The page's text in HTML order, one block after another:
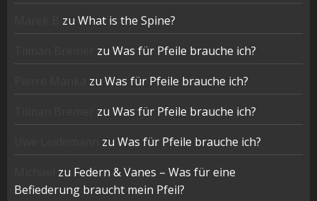
zu What is the Spine?
zu Was für Pfeile brauche ich?
zu Was für Pfeile brauche ich?
zu Was für Pfeile brauche ich?
zu Was für Pfeile brauche ich?
zu Federn & Vanes – Was für eine
Befiederung braucht mein Pfeil?